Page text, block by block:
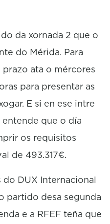
da xornada 2 que o
do Mérida. Para
ata o mércores
para presentar as
E si en ese intre
que o día
os requisitos
de 493.317€.
do DUX Internacional
partido desa segunda
e a RFEF teña que